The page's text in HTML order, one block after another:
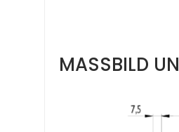
MASSBILD